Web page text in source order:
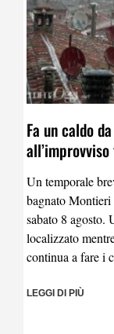
Fa un caldo
Un temporale
bagnato
sabato 8 agosto.
localizzato
continua a fare i
LEGGI DI PIÙ